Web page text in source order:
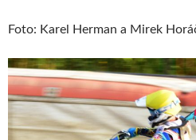
Foto: Karel Herman a Mirek